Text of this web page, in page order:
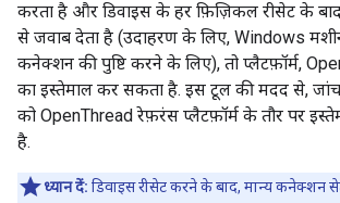
करता है और डिवाइस के हर फ़िज़िकल रीसेट के बाद
से जवाब देता है (उदाहरण के लिए, Windows
कनेक्शन की पुष्टि करने के लिए), तो प्लैटफ़ॉर्म,
का इस्तेमाल कर सकता है. इस टूल की मदद से, जांच
को OpenThread रेफ़रंस प्लैटफ़ॉर्म के तौर पर
है.
ध्यान दें: डिवाइस रीसेट करने के बाद, मान्य कनेक्शन